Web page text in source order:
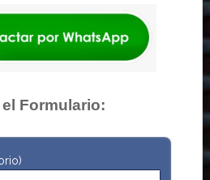
Formulario: